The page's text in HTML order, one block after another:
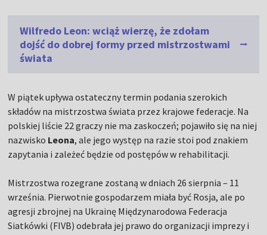
Wilfredo Leon: wciąż wierzę, że zdołam
dojść do dobrej formy przed mistrzostwami
świata
W piątek upływa ostateczny termin podania szerokich
składów na mistrzostwa świata przez krajowe federacje. Na
polskiej liście 22 graczy nie ma zaskoczeń; pojawiło się na niej
nazwisko Leona, ale jego występ na razie stoi pod znakiem
zapytania i zależeć będzie od postępów w rehabilitacji.
Mistrzostwa rozegrane zostaną w dniach 26 sierpnia – 11
września. Pierwotnie gospodarzem miała być Rosja, ale po
agresji zbrojnej na Ukrainę Międzynarodowa Federacja
Siatkówki (FIVB) odebrała jej prawo do organizacji imprezy i